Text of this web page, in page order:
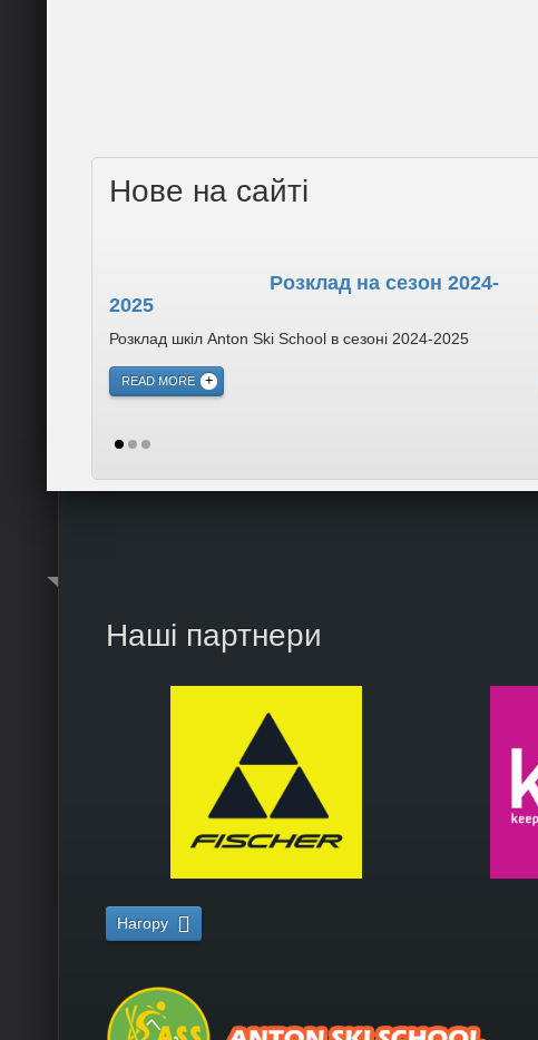
Нове на сайті
Розклад на сезон 2024-
2025
Розклад шкіл Anton Ski School в сезоні 2024-2025
READ MORE
Наші партнери
Нагору